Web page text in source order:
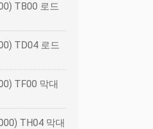
TB00 로드
TD04 로드
TF00 막대
TH04 막대